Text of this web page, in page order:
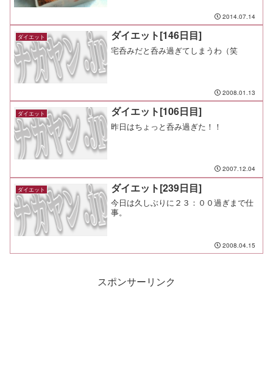
にお付き合い。軽く走って球拾いして、
弁当は自分の分までは作れなかったので
塾弁だけ。白身魚のフライ...
2014.07.14
ダイエット ダイエット[146日目]
宅呑みだと呑み過ぎてしまうわ（笑
2008.01.13
ダイエット ダイエット[106日目]
昨日はちょっと呑み過ぎた！！
2007.12.04
ダイエット ダイエット[239日目]
今日は久しぶりに２３：００過ぎまで仕
事。
2008.04.15
スポンサーリンク